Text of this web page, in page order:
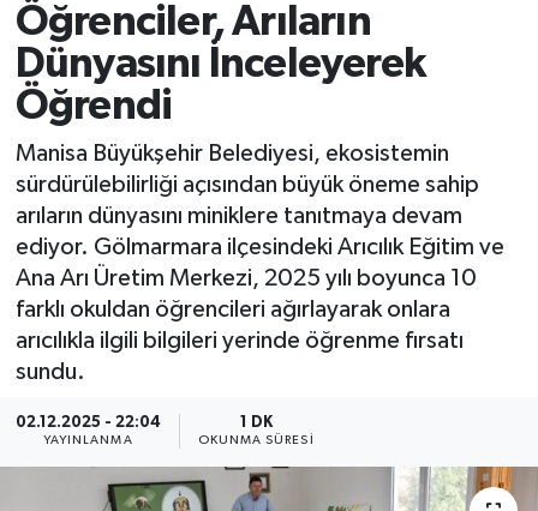
Öğrenciler, Arıların
Dünyasını İnceleyerek
Öğrendi
Manisa Büyükşehir Belediyesi, ekosistemin
sürdürülebilirliği açısından büyük öneme sahip
arıların dünyasını miniklere tanıtmaya devam
ediyor. Gölmarmara ilçesindeki Arıcılık Eğitim ve
Ana Arı Üretim Merkezi, 2025 yılı boyunca 10
farklı okuldan öğrencileri ağırlayarak onlara
arıcılıkla ilgili bilgileri yerinde öğrenme fırsatı
sundu.
02.12.2025 - 22:04
YAYINLANMA
1 DK
OKUNMA SÜRESI
Son Dakika Haberleri
Haber Arşivi